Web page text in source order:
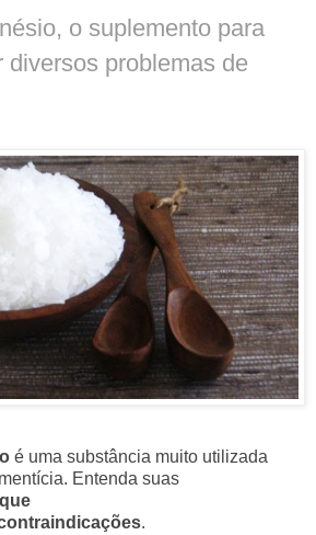
o suplemento para
diversos problemas de
é uma substância muito utilizada
Entenda suas
.